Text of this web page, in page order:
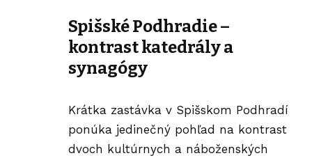
Spišské Podhradie –
kontrast katedrály a
synagógy
Krátka zastávka v Spišskom Podhradí
ponúka jedinečný pohľad na kontrast
dvoch kultúrnych a náboženských